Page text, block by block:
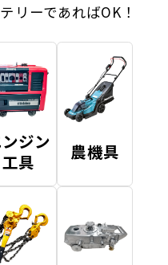
リーであればOK！
ジン
工具
農機具